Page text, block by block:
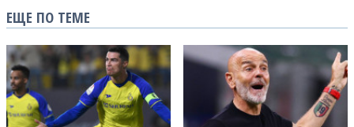
ЕЩЕ ПО ТЕМЕ